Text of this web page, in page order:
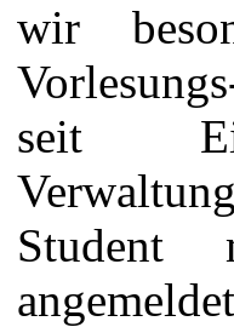
wir
seit
Student